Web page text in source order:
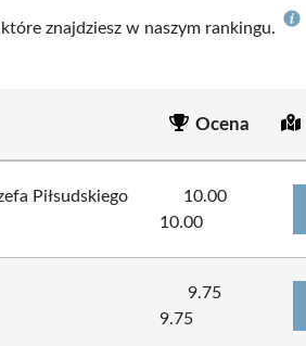
znajdziesz w naszym rankingu.
Ocena
Piłsudskiego
10.00
10.00
9.75
9.75